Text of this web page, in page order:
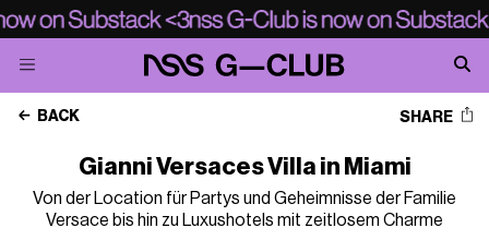
BACK SHARE
Gianni Versaces Villa in Miami
Von der Location für Partys und Geheimnisse der Familie
Versace bis hin zu Luxushotels mit zeitlosem Charme